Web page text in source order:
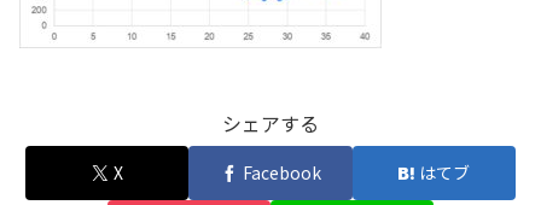
シェアする
X Facebook はてブ